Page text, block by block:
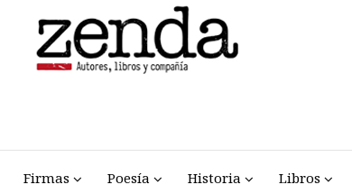
Firmas Poesía Historia Libros